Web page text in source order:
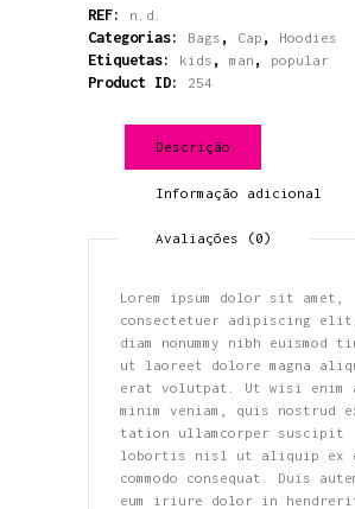
T-
Shirt
REF: n.d.
Categorias: Bags , Cap , Hoodies
Etiquetas: kids , man , popular
Product ID: 254
Descrição
Informação adicional
Avaliações (0)
Lorem ipsum dolor sit amet,
consectetuer adipiscing
diam nonummy nibh euismod
ut laoreet dolore magna
erat volutpat. Ut wisi enim
minim veniam, quis nostrud
tation ullamcorper suscipit
lobortis nisl ut aliquip ex
commodo consequat. Duis
eum iriure dolor in